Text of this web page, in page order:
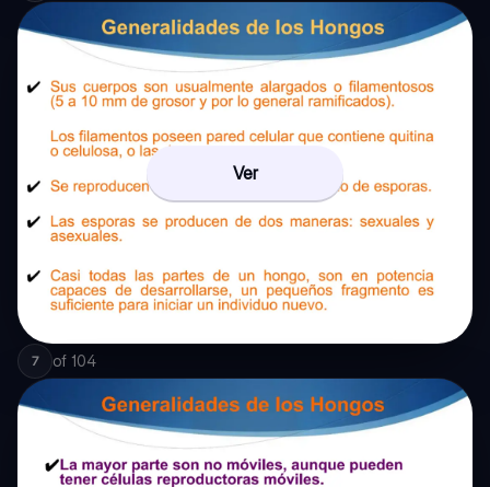
Ver
7 of 104